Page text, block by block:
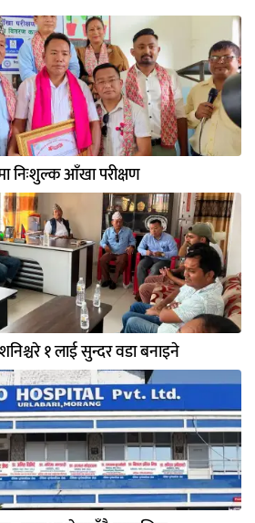
निःशुल्क आँखा परीक्षण
१ लाई सुन्दर वडा बनाइने